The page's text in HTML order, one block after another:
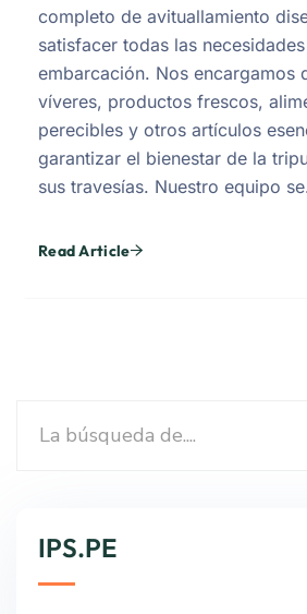
completo de avituallamiento
satisfacer todas las
embarcación. Nos encargamos
víveres, productos frescos,
perecibles y otros artículos
garantizar el bienestar de la
sus travesías. Nuestro equipo
Read Article
IPS.PE